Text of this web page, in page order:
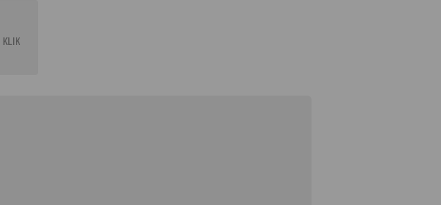
KLIK